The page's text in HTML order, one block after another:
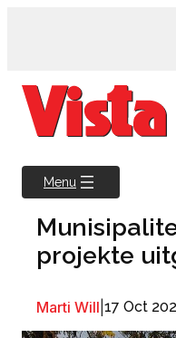
Menu
projekte
Marti Will 17 Oct